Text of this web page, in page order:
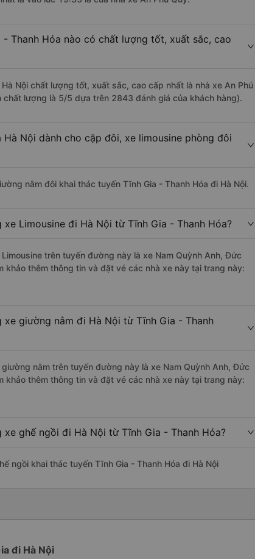
Thanh Hóa nào có chất lượng tốt, xuất sắc, cao
Nội chất lượng tốt, xuất sắc, cao cấp nhất là nhà xe An Phú
chất lượng là 5/5 dựa trên 2843 đánh giá của khách hàng).
Nội dành cho cặp đôi, xe limousine phòng đôi
nằm đôi khai thác tuyến Tĩnh Gia - Thanh Hóa đi Hà Nội.
Limousine đi Hà Nội từ Tĩnh Gia - Thanh Hóa?
trên tuyến đường này là xe Nam Quỳnh Anh, Đức
khảo thêm thông tin và đặt vé các nhà xe này tại trang này:
giường nằm đi Hà Nội từ Tĩnh Gia - Thanh
nằm trên tuyến đường này là xe Nam Quỳnh Anh, Đức
khảo thêm thông tin và đặt vé các nhà xe này tại trang này:
ghế ngồi đi Hà Nội từ Tĩnh Gia - Thanh Hóa?
ngồi khai thác tuyến Tĩnh Gia - Thanh Hóa đi Hà Nội
đi Hà Nội